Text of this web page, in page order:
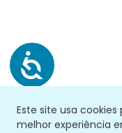
Este site usa
melhor experiência